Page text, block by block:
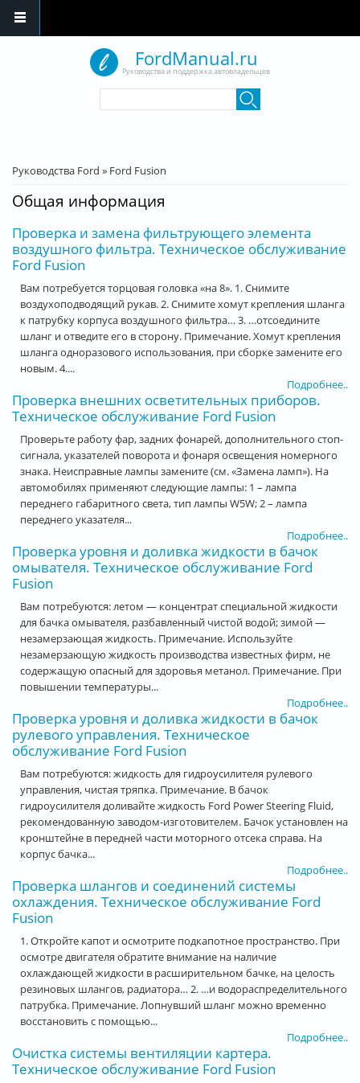
FordManual.ru
Руководства и поддержка автовладельцев
Вы здесь
Руководства Ford » Ford Fusion
Общая информация
Проверка и замена фильтрующего элемента
воздушного фильтра. Техническое обслуживание
Ford Fusion
Вам потребуется торцовая головка «на 8». 1. Снимите
воздухоподводящий рукав. 2. Снимите хомут крепления шланга
к патрубку корпуса воздушного фильтра… 3. …отсоедините
шланг и отведите его в сторону. Примечание. Хомут крепления
шланга одноразового использования, при сборке замените его
новым. 4....
Подробнее..
Проверка внешних осветительных приборов.
Техническое обслуживание Ford Fusion
Проверьте работу фар, задних фонарей, дополнительного стоп-
сигнала, указателей поворота и фонаря освещения номерного
знака. Неисправные лампы замените (см. «Замена ламп»). На
автомобилях применяют следующие лампы: 1 – лампа
переднего габаритного света, тип лампы W5W; 2 – лампа
переднего указателя...
Подробнее..
Проверка уровня и доливка жидкости в бачок
омывателя. Техническое обслуживание Ford
Fusion
Вам потребуются: летом — концентрат специальной жидкости
для бачка омывателя, разбавленный чистой водой; зимой —
незамерзающая жидкость. Примечание. Используйте
незамерзающую жидкость производства известных фирм, не
содержащую опасный для здоровья метанол. Примечание. При
повышении температуры...
Подробнее..
Проверка уровня и доливка жидкости в бачок
рулевого управления. Техническое
обслуживание Ford Fusion
Вам потребуются: жидкость для гидроусилителя рулевого
управления, чистая тряпка. Примечание. В бачок
гидроусилителя доливайте жидкость Ford Power Steering Fluid,
рекомендованную заводом-изготовителем. Бачок установлен на
кронштейне в передней части моторного отсека справа. На
корпус бачка...
Подробнее..
Проверка шлангов и соединений системы
охлаждения. Техническое обслуживание Ford
Fusion
1. Откройте капот и осмотрите подкапотное пространство. При
осмотре двигателя обратите внимание на наличие
охлаждающей жидкости в расширительном бачке, на целость
резиновых шлангов, радиатора… 2. …и водораспределительного
патрубка. Примечание. Лопнувший шланг можно временно
восстановить с помощью...
Подробнее..
Очистка системы вентиляции картера.
Техническое обслуживание Ford Fusion